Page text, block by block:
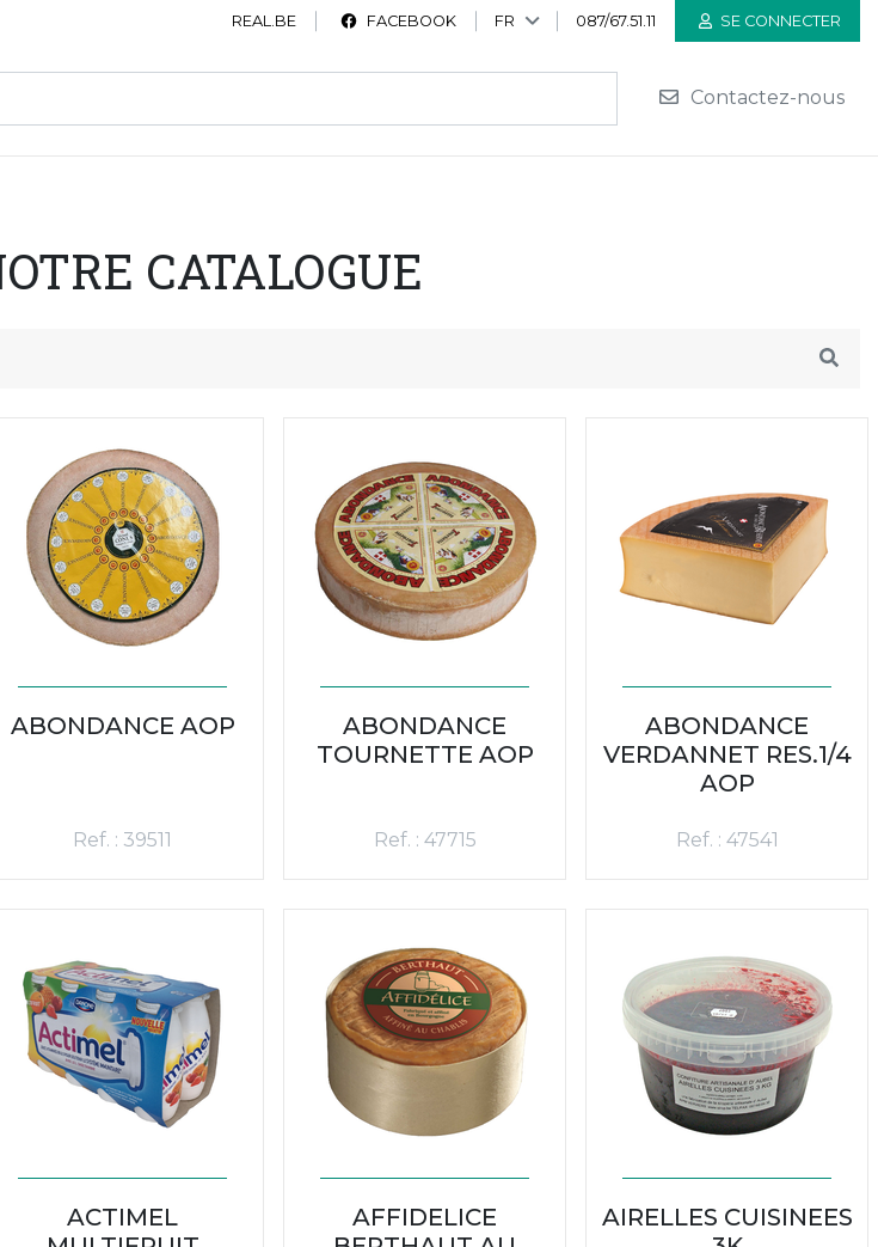
REAL.BE FACEBOOK FR 087/67.51.11 SE CONNECTER
Contactez-nous
CATALOGUE
ABONDANCE AOP
Ref. : 39511
ABONDANCE
TOURNETTE AOP
Ref. : 47715
ABONDANCE
VERDANNET RES.1/4
AOP
Ref. : 47541
ACTIMEL
AFFIDELICE
AIRELLES CUISINEES